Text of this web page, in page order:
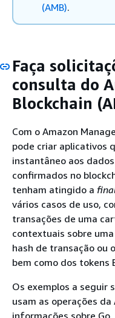
(AMB).
Faça
consulta do
Blockchain
Com o Amazon
pode criar aplicativos
instantâneo aos
confirmados no
tenham atingido a
vários casos de uso,
transações de uma
contextuais sobre
hash de transação ou
bem como dos tokens
Os exemplos a seguir
usam as operações da
informações sobre